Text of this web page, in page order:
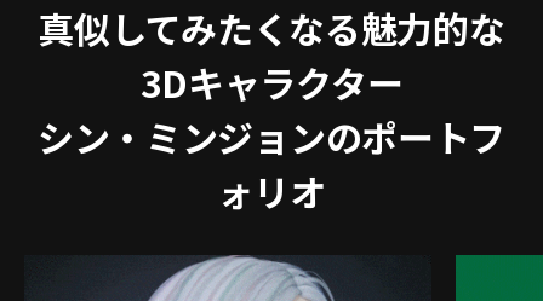
真似してみたくなる魅力的な
3Dキャラクター
シン・ミンジョンのポートフ
ォリオ